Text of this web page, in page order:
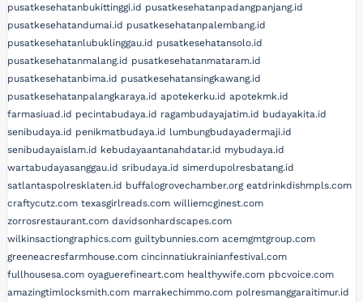
pusatkesehatanbukittinggi.id pusatkesehatanpadangpanjang.id
pusatkesehatandumai.id pusatkesehatanpalembang.id
pusatkesehatanlubuklinggau.id pusatkesehatansolo.id
pusatkesehatanmalang.id pusatkesehatanmataram.id
pusatkesehatanbima.id pusatkesehatansingkawang.id
pusatkesehatanpalangkaraya.id apotekerku.id apotekmk.id
farmasiuad.id pecintabudaya.id ragambudayajatim.id budayakita.id
senibudaya.id penikmatbudaya.id lumbungbudayadermaji.id
senibudayaislam.id kebudayaantanahdatar.id mybudaya.id
wartabudayasanggau.id sribudaya.id simerdupolresbatang.id
satlantaspolresklaten.id buffalogrovechamber.org eatdrinkdishmpls.com
craftycutz.com texasgirlreads.com williemcginest.com
zorrosrestaurant.com davidsonhardscapes.com
wilkinsactiongraphics.com guiltybunnies.com acemgmtgroup.com
greeneacresfarmhouse.com cincinnatiukrainianfestival.com
fullhousesa.com oyaguerefineart.com healthywife.com pbcvoice.com
amazingtimlocksmith.com marrakechimmo.com polresmanggaraitimur.id